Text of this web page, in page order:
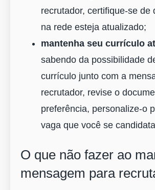
recrutador, certifique-se de
na rede esteja atualizado;
mantenha seu currículo
sabendo da possibilidade
currículo junto com a
recrutador, revise o
preferência, personalize-o
vaga que você se
O que não fazer ao
mensagem para